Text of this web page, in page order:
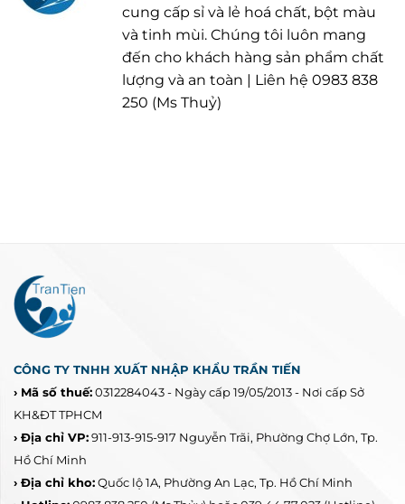
cung cấp sỉ và lẻ hoá chất, bột màu
và tinh mùi. Chúng tôi luôn mang
đến cho khách hàng sản phẩm chất
lượng và an toàn | Liên hệ 0983 838
250 (Ms Thuỷ)
CÔNG TY TNHH XUẤT NHẬP KHẨU TRẦN TIẾN
› Mã số thuế:0312284043 - Ngày cấp 19/05/2013 - Nơi cấp Sở
KH&ĐT TPHCM
› Địa chỉ VP:911-913-915-917 Nguyễn Trãi, Phường Chợ Lớn, Tp.
Hồ Chí Minh
› Địa chỉ kho:Quốc lộ 1A, Phường An Lạc, Tp. Hồ Chí Minh